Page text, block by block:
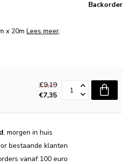
Backorder
x 20m Lees meer.
€9,19
€7,35
, morgen in huis
bestaande klanten
vanaf 100 euro